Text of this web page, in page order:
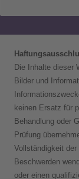
Die Inhalte dieser
Bilder und
keinen Ersatz für
Behandlung oder
Prüfung
Vollständigkeit
Beschwerden
oder einen